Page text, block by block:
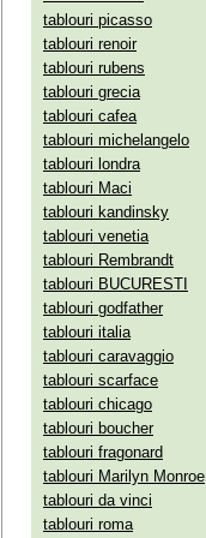
tablouri picasso
tablouri renoir
tablouri rubens
tablouri grecia
tablouri cafea
tablouri michelangelo
tablouri londra
tablouri Maci
tablouri kandinsky
tablouri venetia
tablouri Rembrandt
tablouri BUCURESTI
tablouri godfather
tablouri italia
tablouri caravaggio
tablouri scarface
tablouri chicago
tablouri boucher
tablouri fragonard
tablouri Marilyn Monroe
tablouri da vinci
tablouri roma